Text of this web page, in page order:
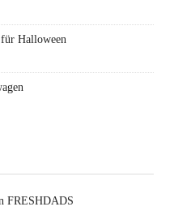
Halloween
FRESHDADS